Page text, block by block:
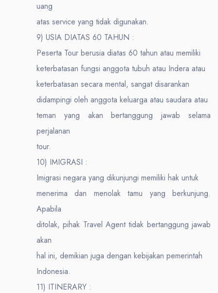
uang
atas service yang tidak digunakan.
9) USIA DIATAS 60 TAHUN :
Peserta Tour berusia diatas 60 tahun atau memiliki
keterbatasan fungsi anggota tubuh atau Indera atau
keterbatasan secara mental, sangat disarankan
didampingi oleh anggota keluarga atau saudara atau
teman yang akan bertanggung jawab selama
perjalanan
tour.
10) IMIGRASI :
Imigrasi negara yang dikunjungi memiliki hak untuk
menerima dan menolak tamu yang berkunjung.
Apabila
ditolak, pihak Travel Agent tidak bertanggung jawab
akan
hal ini, demikian juga dengan kebijakan pemerintah
Indonesia.
11) ITINERARY :